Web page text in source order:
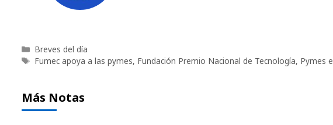
Categorías
Breves del día
Etiquetas
Fumec apoya a las pymes, Fundación Premio Nacional de Tecnología, Pymes
Más Notas